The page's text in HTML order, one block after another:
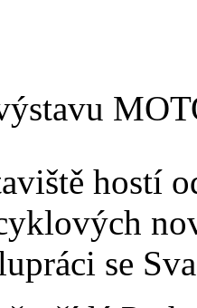
hostí
se